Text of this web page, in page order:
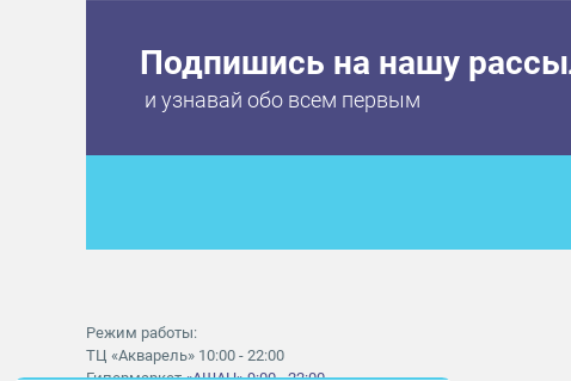
Подпишись на нашу
и узнавай обо всем первым
Режим работы:
ТЦ «Акварель» 10:00 - 22:00